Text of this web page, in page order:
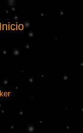
Inicio